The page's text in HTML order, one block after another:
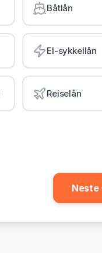
Båtlån
El-sykkellån
Reiselån
Neste